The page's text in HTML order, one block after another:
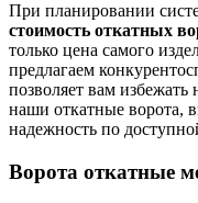
При планировании
стоимость откатных
только цена самого
предлагаем
позволяет вам
наши откатные ворота,
надежность по
Ворота откатные